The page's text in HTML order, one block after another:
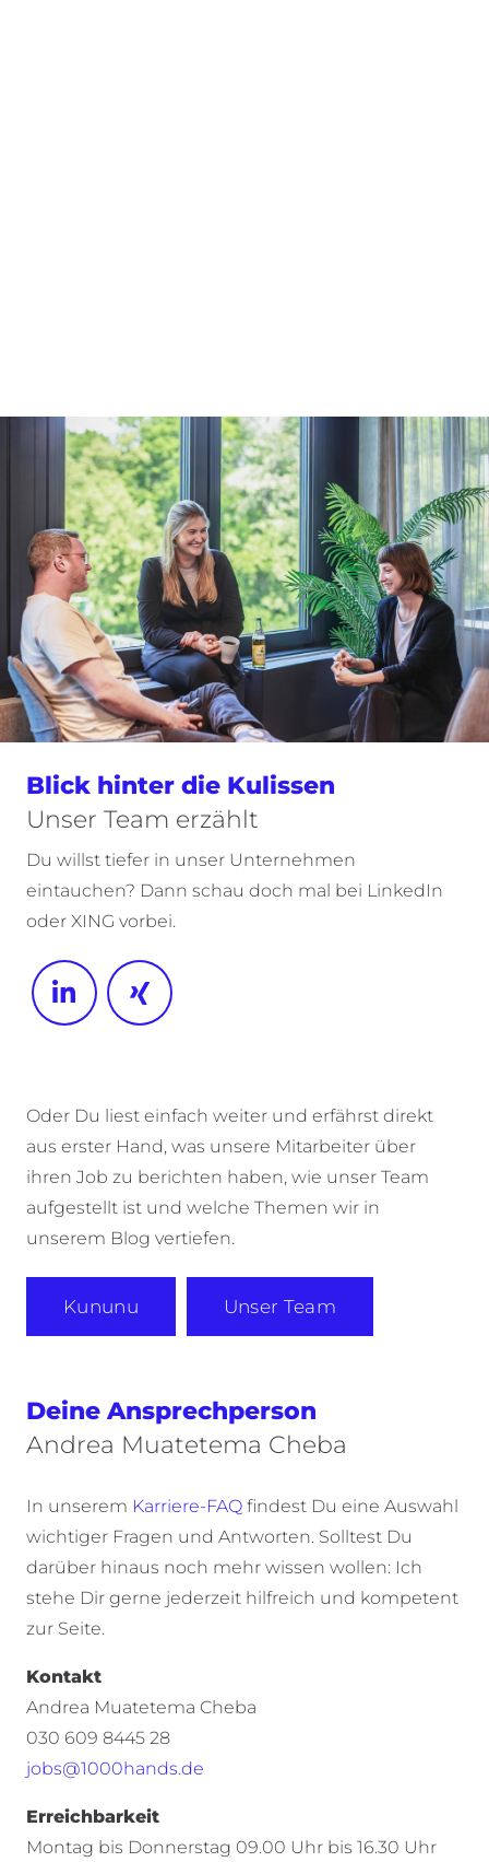
Blick hinter die Kulissen
Unser Team erzählt
Du willst tiefer in unser Unternehmen
eintauchen? Dann schau doch mal bei LinkedIn
oder XING vorbei.
Oder Du liest einfach weiter und erfährst direkt
aus erster Hand, was unsere Mitarbeiter über
ihren Job zu berichten haben, wie unser Team
aufgestellt ist und welche Themen wir in
unserem Blog vertiefen.
Kununu Unser Team
Deine Ansprechperson
Andrea Muatetema Cheba
In unserem Karriere-FAQ findest Du eine Auswahl
wichtiger Fragen und Antworten. Solltest Du
darüber hinaus noch mehr wissen wollen: Ich
stehe Dir gerne jederzeit hilfreich und kompetent
zur Seite.
Kontakt
Andrea Muatetema Cheba
030 609 8445 28
jobs@1000hands.de
Erreichbarkeit
Montag bis Donnerstag 09.00 Uhr bis 16.30 Uhr